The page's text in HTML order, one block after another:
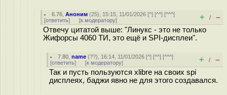
6.76 ,Аноним (25), 15:15, 11/01/2026 [^] [^^] [^^^]
[ответить] [к модератору] + / –
Отвечу цитатой выше: "Линукс - это не только
Жифорсы 4060 ТИ, это ещё и SPI-дисплеи".
7.80 ,name (??), 16:14, 11/01/2026 [^] [^^] [^^^]
[ответить] [к модератору] + / –
Так и пусть пользуются xlibre на своих spi
дисплеях, баджи явно не для этого создавался.